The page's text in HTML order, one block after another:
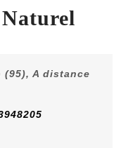
(95), A distance